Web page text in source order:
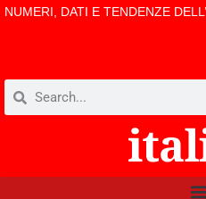
NUMERI, DATI E TENDENZE